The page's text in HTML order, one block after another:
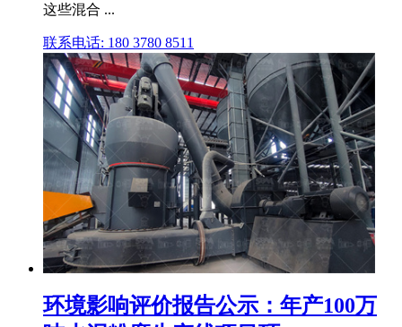
这些混合 ...
联系电话: 180 3780 8511
环境影响评价报告公示：年产100万